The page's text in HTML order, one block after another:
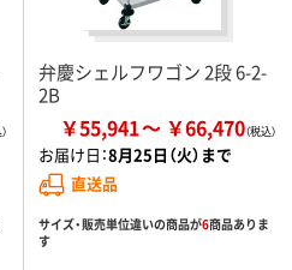
弁慶シェルフワゴン 2段 6-2-
2B
￥55,941 ￥66,470
お届け日：8月25日（火）まで
直送品
サイズ・販売単位違いの商品が6商品ありま
す